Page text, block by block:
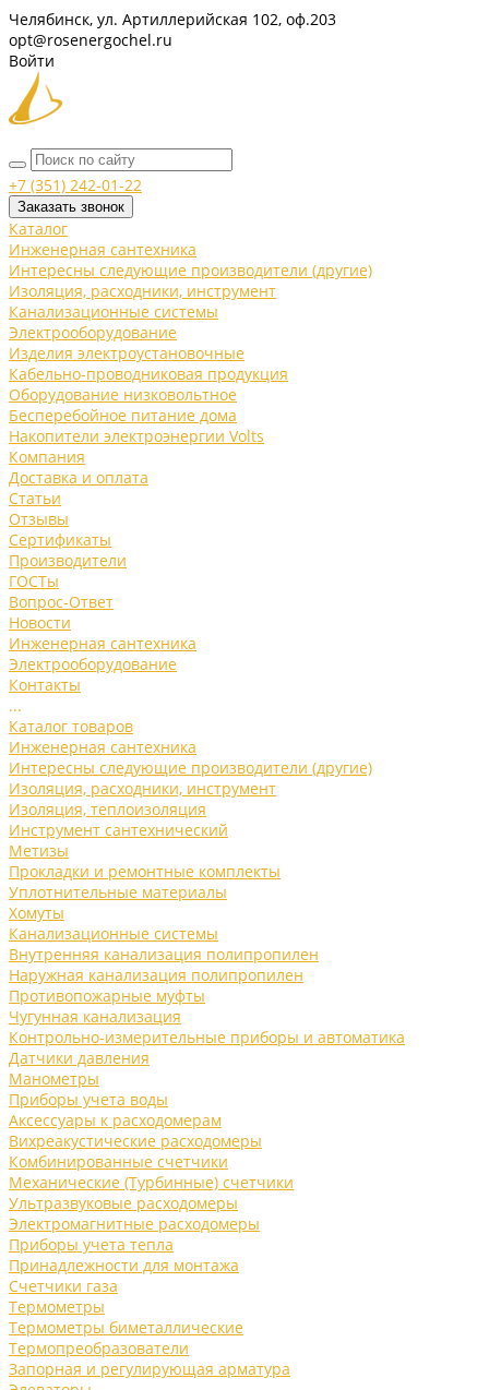
Челябинск, ул. Артиллерийская 102, оф.203
opt@rosenergochel.ru
Войти
+7 (351) 242-01-22
Заказать звонок
Каталог
Инженерная сантехника
Интересны следующие производители (другие)
Изоляция, расходники, инструмент
Канализационные системы
Электрооборудование
Изделия электроустановочные
Кабельно-проводниковая продукция
Оборудование низковольтное
Бесперебойное питание дома
Накопители электроэнергии Volts
Компания
Доставка и оплата
Статьи
Отзывы
Сертификаты
Производители
ГОСТы
Вопрос-Ответ
Новости
Инженерная сантехника
Электрооборудование
Контакты
...
Каталог товаров
Инженерная сантехника
Интересны следующие производители (другие)
Изоляция, расходники, инструмент
Изоляция, теплоизоляция
Инструмент сантехнический
Метизы
Прокладки и ремонтные комплекты
Уплотнительные материалы
Хомуты
Канализационные системы
Внутренняя канализация полипропилен
Наружная канализация полипропилен
Противопожарные муфты
Чугунная канализация
Контрольно-измерительные приборы и автоматика
Датчики давления
Манометры
Приборы учета воды
Аксессуары к расходомерам
Вихреакустические расходомеры
Комбинированные счетчики
Механические (Турбинные) счетчики
Ультразвуковые расходомеры
Электромагнитные расходомеры
Приборы учета тепла
Принадлежности для монтажа
Счетчики газа
Термометры
Термометры биметаллические
Термопреобразователи
Запорная и регулирующая арматура